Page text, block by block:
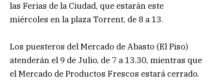
las Ferias de la Ciudad, que estarán este
miércoles en la plaza Torrent, de 8 a 13.
Los puesteros del Mercado de Abasto (El Piso)
atenderán el 9 de Julio, de 7 a 13.30, mientras que
el Mercado de Productos Frescos estará cerrado.